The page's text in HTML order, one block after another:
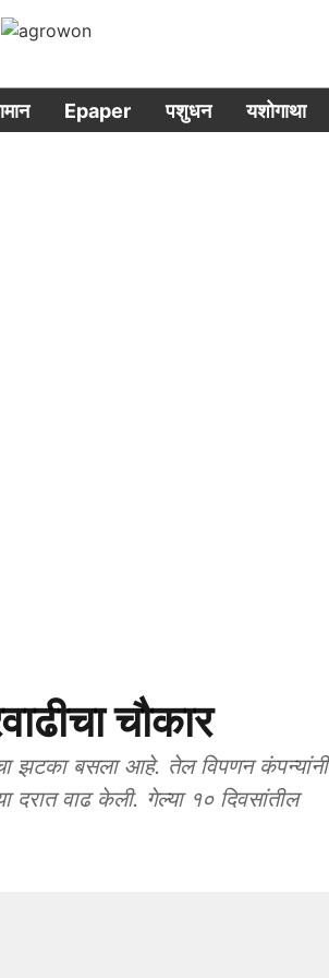
Epaper पशुधन यशोगाथा
चौकार
झटका बसला आहे. तेल विपणन कंपन्यांनी
दरात वाढ केली. गेल्या १० दिवसांतील